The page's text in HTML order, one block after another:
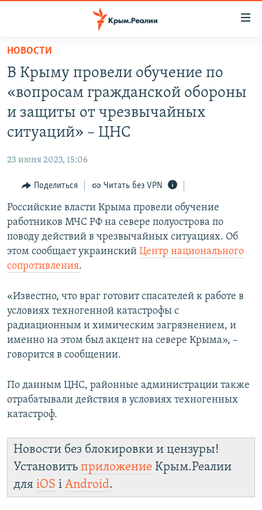
Вернуться
основному
содержанию
Вернутся
главной
Вернутся
поиску
СПЕЦПРОЕКТЫ
КАРТА ВОЕННЫХ ОБЪЕКТОВ КРЫМА
ИНФОГРАФИКА
ТЕЛЕПРОЕКТ КРЫМ.РЕАЛИИ
СОВЕТЫ ПРАВОЗАЩИТНИКОВ
ПРОПАВШИЕ БЕЗ ВЕСТИ
ПОБЕДИТЕЛЕЙ НЕ СУДЯТ?
КРЫМ.НЕПОКОРЕННЫЙ
ELIFBE
УКРАИНСКАЯ ПРОБЛЕМА КРЫМА
РАДІО СВОБОДА
КАК ОБОЙТИ БЛОКИРОВКУ
Українською
Qırımtatar
ПРИСОЕДИНЯЙТЕСЬ!
Все сайты RFE/RL
НОВОСТИ
В Крыму провели обучение по
«вопросам гражданской обороны
и защиты от чрезвычайных
ситуаций» – ЦНС
23 июня 2023, 15:06
Поделиться Читать без VPN
Российские власти Крыма провели обучение
работников МЧС РФ на севере полуострова по
поводу действий в чрезвычайных ситуациях. Об
этом сообщает украинский Центр национального
сопротивления.
«Известно, что враг готовит спасателей к работе в
условиях техногенной катастрофы с
радиационным и химическим загрязнением, и
именно на этом был акцент на севере Крыма», –
говорится в сообщении.
По данным ЦНС, районные администрации также
отрабатывали действия в условиях техногенных
катастроф.
Новости без блокировки и цензуры!
Установить приложение Крым.Реалии
для iOS і Android.